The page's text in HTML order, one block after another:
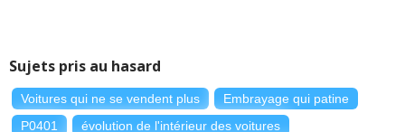
Sujets pris au hasard
Voitures qui ne se vendent plus
Embrayage qui patine
P0401
évolution de l'intérieur des voitures